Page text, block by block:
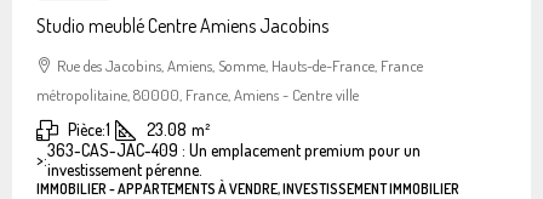
Studio meublé Centre Amiens Jacobins
Rue des Jacobins, Amiens, Somme, Hauts-de-France, France
métropolitaine, 80000, France, Amiens - Centre ville
Pièce:1 23.08 m²
>:363-CAS-JAC-409 : Un emplacement premium pour un
investissement pérenne.
IMMOBILIER - APPARTEMENTS À VENDRE, INVESTISSEMENT IMMOBILIER